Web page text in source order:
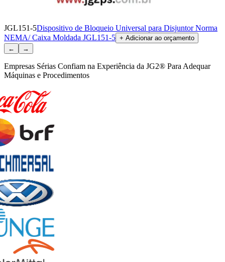
JGL151-5Dispositivo de Bloqueio Universal para Disjuntor Norma
NEMA/ Caixa Moldada JGL151-5 + Adicionar ao orçamento
←
→
Empresas Sérias Confiam na Experiência da JG2® Para Adequar
Máquinas e Procedimentos